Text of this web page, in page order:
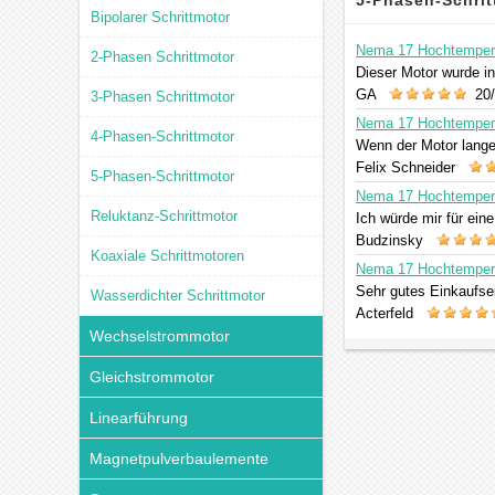
Bipolarer Schrittmotor
2-Phasen Schrittmotor
3-Phasen Schrittmotor
4-Phasen-Schrittmotor
5-Phasen-Schrittmotor
Reluktanz-Schrittmotor
Koaxiale Schrittmotoren
Wasserdichter Schrittmotor
Wechselstrommotor
Gleichstrommotor
Linearführung
Magnetpulverbaulemente
Nema 17
Dieser Motor wurde
GA
Nema 17
Wenn der Motor
Felix Schneider
Nema 17
Ich würde mir für
Budzinsky
Nema 17
Sehr gutes
Acterfeld